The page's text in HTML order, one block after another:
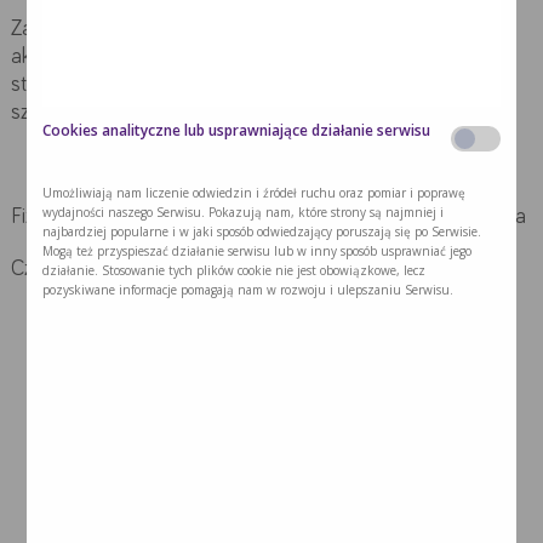
Zaleca się ćwiczenia aerobowe (tlenowe) i ćwiczenia
aktywujące grupy mięśniowe wpływające na poprawę
stabilności, a zatem zmniejszenie ryzyka upadków,
szczególnie u osób po 60 roku życia.
FizjoprofilaktykaPIERWOTNAdotyczy osób w grupie ryzyka
Czynniki ryzyka udaru mózgu:
Cookies analityczne lub usprawniające działanie serwisu
Umożliwiają nam liczenie odwiedzin i źródeł ruchu oraz pomiar i poprawę
wydajności naszego Serwisu. Pokazują nam, które strony są najmniej i
najbardziej popularne i w jaki sposób odwiedzający poruszają się po Serwisie.
Mogą też przyspieszać działanie serwisu lub w inny sposób usprawniać jego
działanie. Stosowanie tych plików cookie nie jest obowiązkowe, lecz
pozyskiwane informacje pomagają nam w rozwoju i ulepszaniu Serwisu.